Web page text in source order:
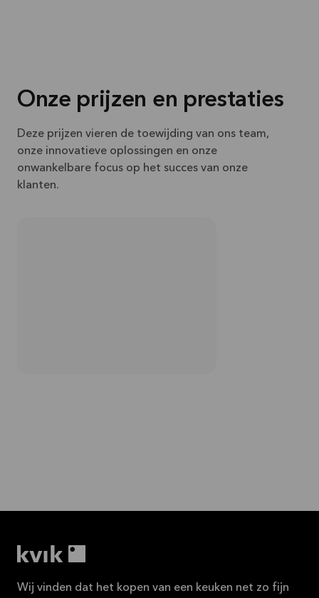
Onze prijzen en prestaties
Deze prijzen vieren de toewijding van ons team,
onze innovatieve oplossingen en onze
onwankelbare focus op het succes van onze
klanten.
Wij vinden dat het kopen van een keuken net zo fijn